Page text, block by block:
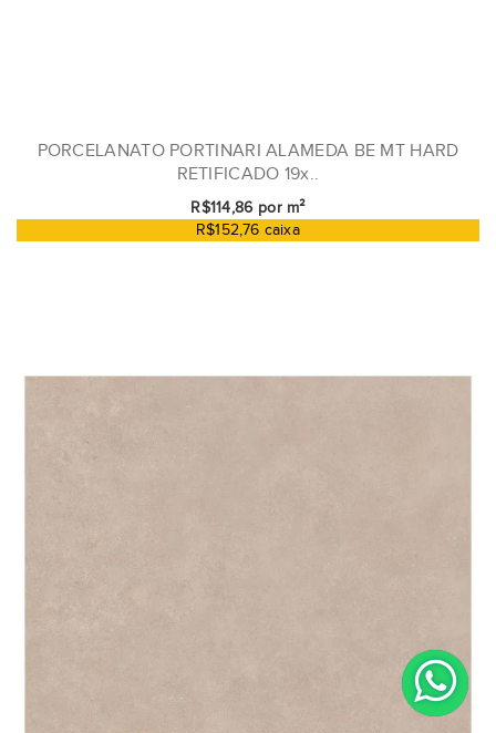
PORCELANATO PORTINARI ALAMEDA BE MT HARD
RETIFICADO 19x..
R$114,86 por m²
R$152,76 caixa